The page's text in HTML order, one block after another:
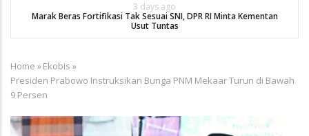
3 days ago
Marak Beras Fortifikasi Tak Sesuai SNI, DPR RI Minta Kementan
Usut Tuntas
Breadcrumb
Home »Ekobis »
Presiden Prabowo Instruksikan Bunga PNM Mekaar Turun di Bawah
9 Persen